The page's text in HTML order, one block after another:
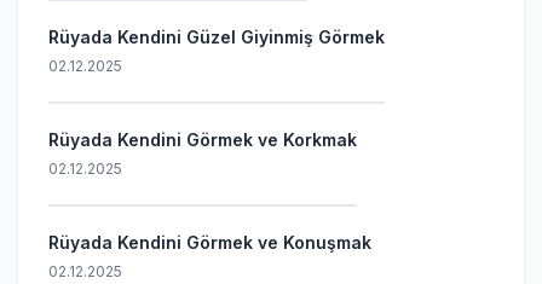
Rüyada Kendini Güzel Giyinmiş Görmek
02.12.2025
Rüyada Kendini Görmek ve Korkmak
02.12.2025
Rüyada Kendini Görmek ve Konuşmak
02.12.2025